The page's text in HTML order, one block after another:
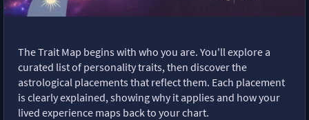
The Trait Map begins with who you are. You'll explore a
curated list of personality traits, then discover the
astrological placements that reflect them. Each placement
is clearly explained, showing why it applies and how your
lived experience maps back to your chart.